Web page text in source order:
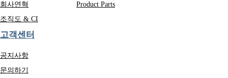
회사연혁
조직도 & CI
Product Parts
고객센터
공지사항
문의하기